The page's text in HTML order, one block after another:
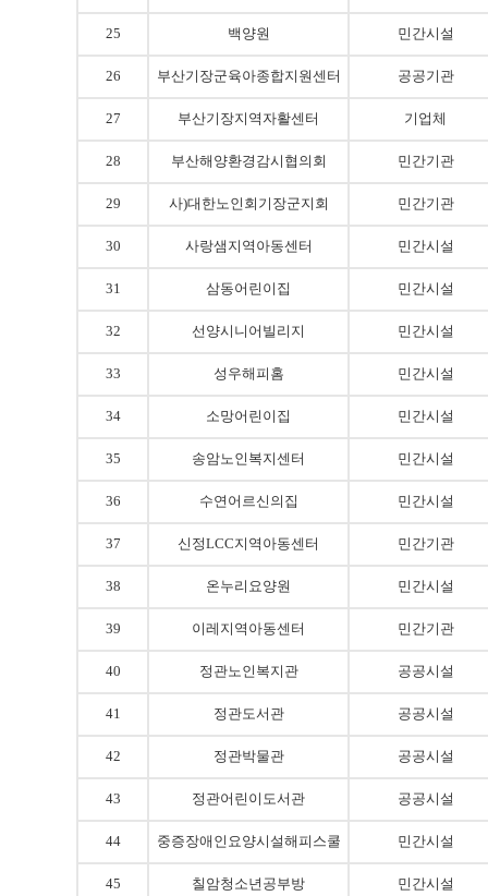
25 백양원 민간시설
26 부산기장군육아종합지원센터 공공기관
27 부산기장지역자활센터 기업체
28 부산해양환경감시협의회 민간기관
29 사)대한노인회기장군지회 민간기관
30 사랑샘지역아동센터 민간시설
31 삼동어린이집 민간시설
32 선양시니어빌리지 민간시설
33 성우해피홈 민간시설
34 소망어린이집 민간시설
35 송암노인복지센터 민간시설
36 수연어르신의집 민간시설
37 신정LCC지역아동센터 민간기관
38 온누리요양원 민간시설
39 이레지역아동센터 민간기관
40 정관노인복지관 공공시설
41 정관도서관 공공시설
42 정관박물관 공공시설
43 정관어린이도서관 공공시설
44 중증장애인요양시설해피스쿨 민간시설
45 칠암청소년공부방 민간시설